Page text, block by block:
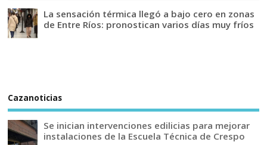
La sensación térmica llegó a bajo cero en zonas
de Entre Ríos: pronostican varios días muy fríos
Cazanoticias
Se inician intervenciones edilicias para mejorar
instalaciones de la Escuela Técnica de Crespo